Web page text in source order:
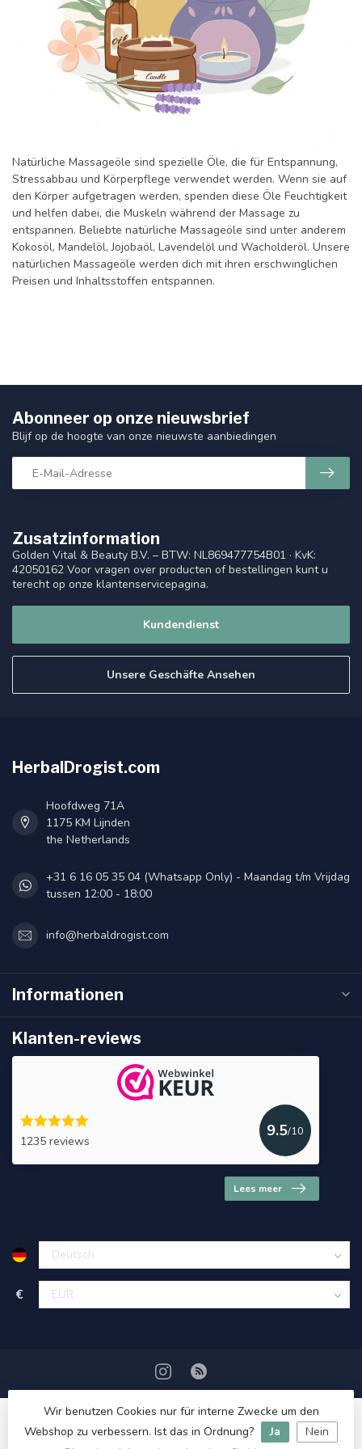
Natürliche Massageöle sind spezielle Öle, die für Entspannung,
Stressabbau und Körperpflege verwendet werden. Wenn sie auf
den Körper aufgetragen werden, spenden diese Öle Feuchtigkeit
und helfen dabei, die Muskeln während der Massage zu
entspannen. Beliebte natürliche Massageöle sind unter anderem
Kokosöl, Mandelöl, Jojobaöl, Lavendelöl und Wacholderöl. Unsere
natürlichen Massageöle werden dich mit ihren erschwinglichen
Preisen und Inhaltsstoffen entspannen.
Zusatzinformation
Golden Vital & Beauty B.V. – BTW: NL869477754B01 · KvK:
42050162 Voor vragen over producten of bestellingen kunt u
terecht op onze klantenservicepagina.
Kundendienst
Unsere Geschäfte Ansehen
Abonneer op onze nieuwsbrief
Blijf op de hoogte van onze nieuwste aanbiedingen
HerbalDrogist.com
Hoofdweg 71A
1175 KM Lijnden
the Netherlands
+31 6 16 05 35 04 (Whatsapp Only) - Maandag t/m Vrijdag
tussen 12:00 - 18:00
info@herbaldrogist.com
Informationen
Klanten-reviews
1235 reviews
9.5/10
Lees meer
€
Wir benutzen Cookies nur für interne Zwecke um den
Webshop zu verbessern. Ist das in Ordnung?
Ja Nein